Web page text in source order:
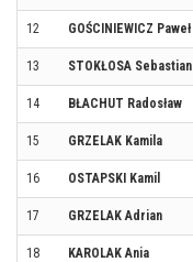
12 GOŚCINIEWICZ Paweł
13 STOKŁOSA Sebastian
14 BŁACHUT Radosław
15 GRZELAK Kamila
16 OSTAPSKI Kamil
17 GRZELAK Adrian
18 KAROLAK Ania